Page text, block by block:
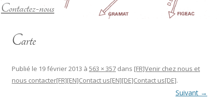
Contactez-nous
Carte
Publié le 19 février 2013 à 563 × 357 dans [FR]Venir chez nous et
nous contacter[FR][EN]Contact us[EN][DE]Contact us[DE].
Suivant →